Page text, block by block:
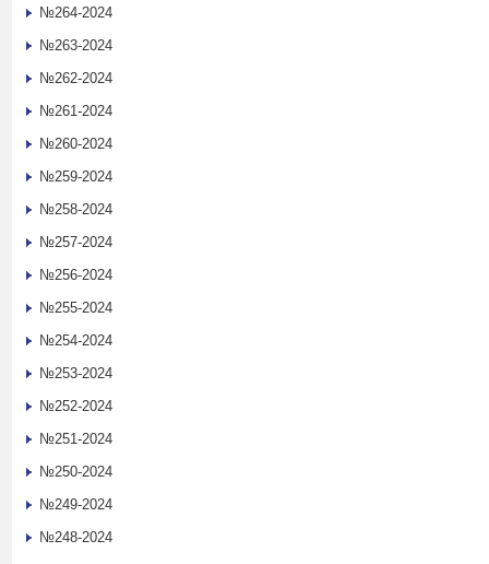
№264-2024
№263-2024
№262-2024
№261-2024
№260-2024
№259-2024
№258-2024
№257-2024
№256-2024
№255-2024
№254-2024
№253-2024
№252-2024
№251-2024
№250-2024
№249-2024
№248-2024